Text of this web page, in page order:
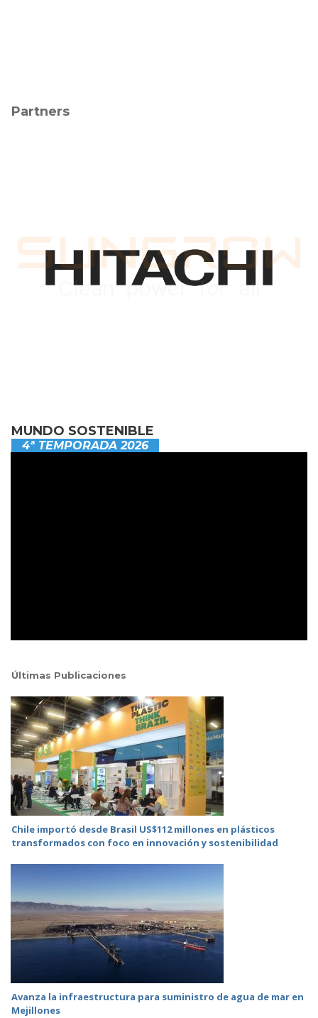
Partners
MUNDO SOSTENIBLE
4ª TEMPORADA 2026
Últimas Publicaciones
Chile importó desde Brasil US$112 millones en plásticos
transformados con foco en innovación y sostenibilidad
Avanza la infraestructura para suministro de agua de mar en
Mejillones